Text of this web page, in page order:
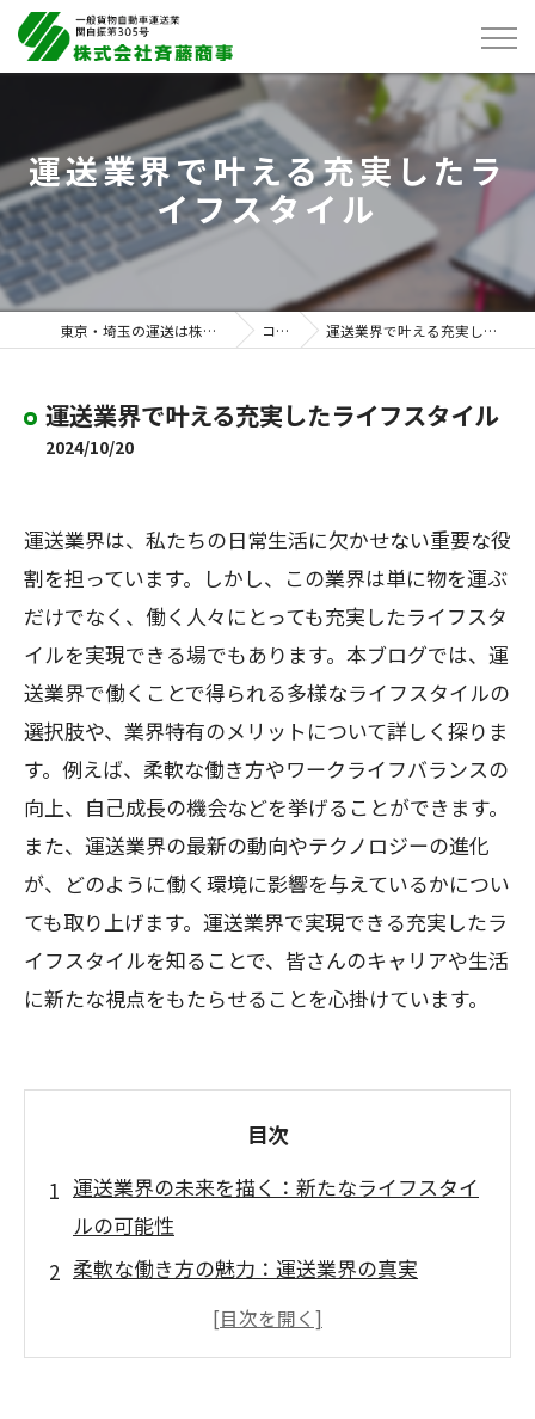
運送業界で叶える充実したラ
イフスタイル
東京・埼玉の運送は株式会社斉藤商事 コラム 運送業界で叶える充実したライフスタイル
運送業界で叶える充実したライフスタイル
2024/10/20
運送業界は、私たちの日常生活に欠かせない重要な役
割を担っています。しかし、この業界は単に物を運ぶ
だけでなく、働く人々にとっても充実したライフスタ
イルを実現できる場でもあります。本ブログでは、運
送業界で働くことで得られる多様なライフスタイルの
選択肢や、業界特有のメリットについて詳しく探りま
す。例えば、柔軟な働き方やワークライフバランスの
向上、自己成長の機会などを挙げることができます。
また、運送業界の最新の動向やテクノロジーの進化
が、どのように働く環境に影響を与えているかについ
ても取り上げます。運送業界で実現できる充実したラ
イフスタイルを知ることで、皆さんのキャリアや生活
に新たな視点をもたらせることを心掛けています。
目次
運送業界の未来を描く：新たなライフスタイ
ルの可能性
柔軟な働き方の魅力：運送業界の真実
ワークライフバランスを実現する運送の仕事
の選び方